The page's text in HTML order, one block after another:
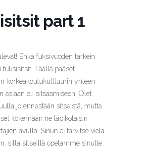
part 1
Ehkä fuksivuoden tärkein
fuksisitsit. Täällä pääset
korkeakoulukulttuurin yhteen
asiaan eli sitsaamiseen. Olet
jo ennestään sitseistä, mutta
kokemaan ne läpikotaisin
avulla. Sinun ei tarvitse vielä
sillä sitseillä opetamme sinulle